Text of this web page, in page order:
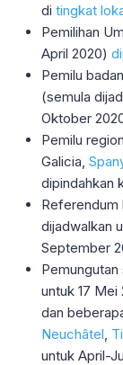
di tingkat
Pemilihan
April 2020)
Pemilu
(semula
Oktober
Pemilu
Galicia,
dipindahkan
Referendum
dijadwalkan
September
Pemungutan
untuk 17 Mei
dan
Neuchâtel
untuk April-